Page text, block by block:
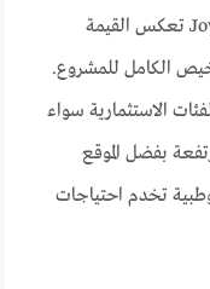
أسعارًا تنافسية داخل Joya Mall 6 October تعكس القيمة
الكامل للمشروع.
الاستثمارية سواء
بفضل الموقع
تخدم احتياجات